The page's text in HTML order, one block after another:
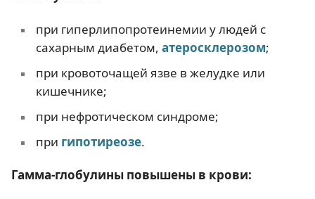
при гиперлипопротеинемии у людей с
сахарным диабетом, атеросклерозом;
при кровоточащей язве в желудке или
кишечнике;
при нефротическом синдроме;
при гипотиреозе.
Гамма-глобулины повышены в крови: